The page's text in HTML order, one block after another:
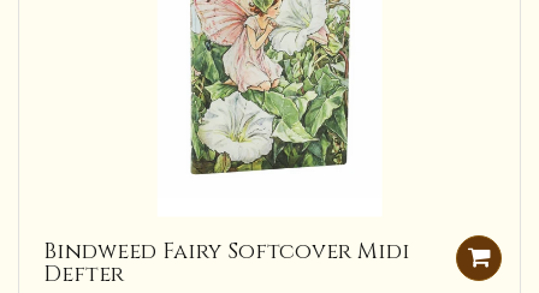
Bindweed Fairy Softcover Midi
Defter